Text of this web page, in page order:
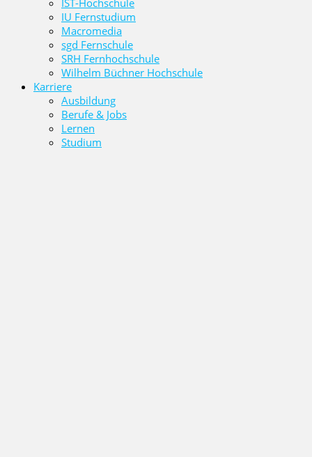
IST-Hochschule
IU Fernstudium
Macromedia
sgd Fernschule
SRH Fernhochschule
Wilhelm Büchner Hochschule
Karriere
Ausbildung
Berufe & Jobs
Lernen
Studium